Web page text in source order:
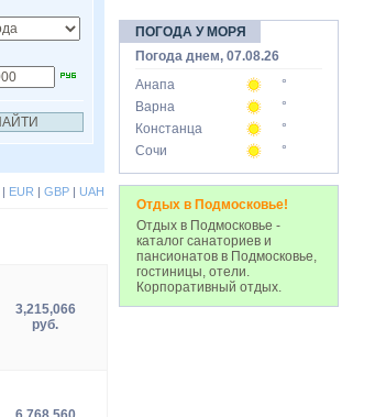
| EUR | GBP | UAH
3,215,066
руб.
ПОГОДА У МОРЯ
Погода днем, 07.08.26
Анапа
°
Варна
°
Констанца
°
Сочи
°
Отдых в Подмосковье!
Отдых в Подмосковье -
каталог санаториев и
пансионатов в Подмосковье,
гостиницы, отели.
Корпоративный отдых.